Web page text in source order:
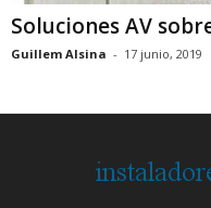
Soluciones AV
Guillem Alsina - 17 junio, 2019